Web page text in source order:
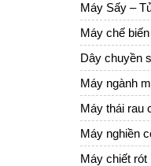
Máy Sấy –
Máy chế
Dây chuyền
Máy ngành
Máy thái rau
Máy nghiền
Máy chiết rót